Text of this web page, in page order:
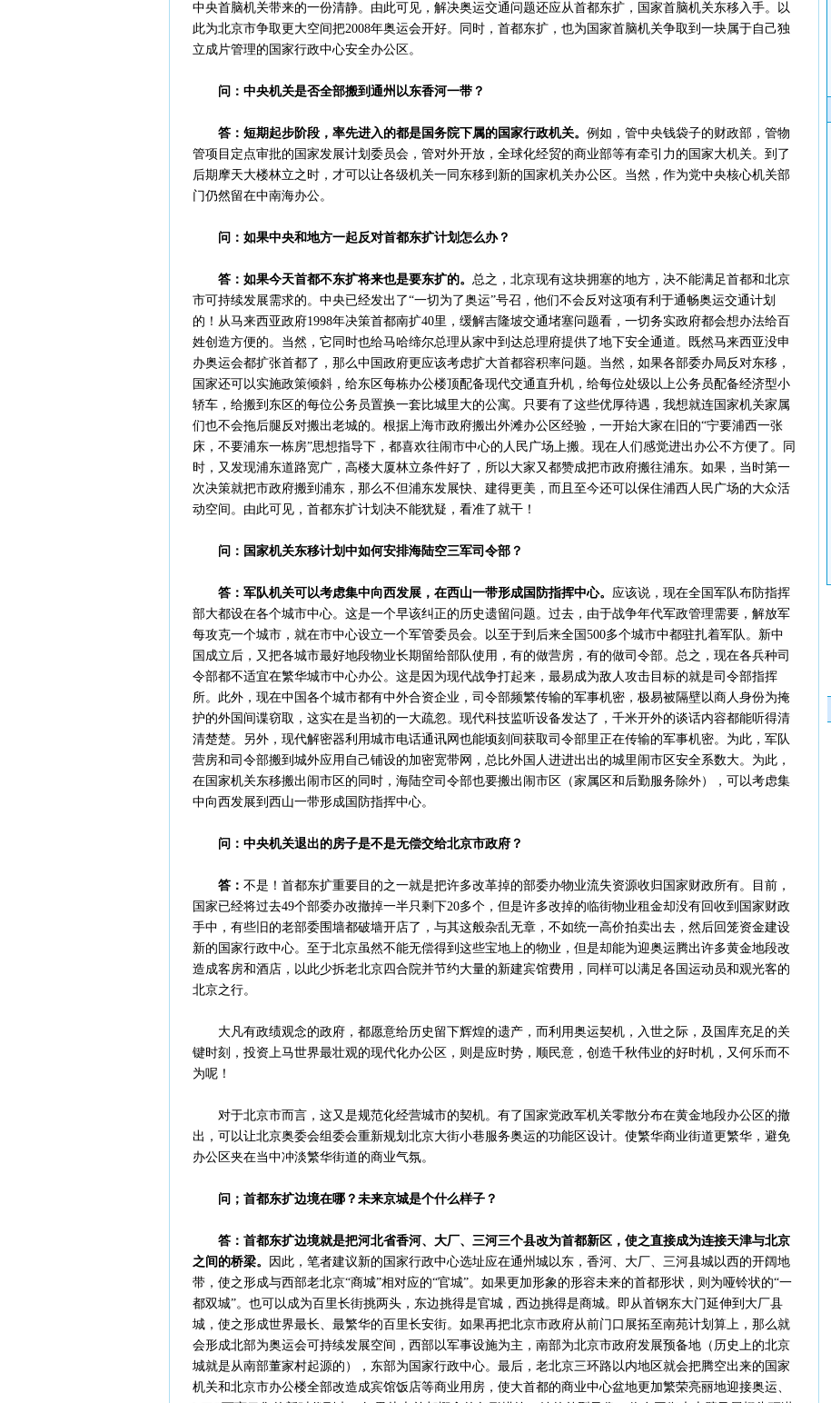
中央首脑机关带来的一份清静。由此可见，解决奥运交通问题还应从首都东扩，国家首脑机关东移入手。以
此为北京市争取更大空间把2008年奥运会开好。同时，首都东扩，也为国家首脑机关争取到一块属于自己独
立成片管理的国家行政中心安全办公区。
问：中央机关是否全部搬到通州以东香河一带？
答：短期起步阶段，率先进入的都是国务院下属的国家行政机关。例如，管中央钱袋子的财政部，管物
管项目定点审批的国家发展计划委员会，管对外开放，全球化经贸的商业部等有牵引力的国家大机关。到了
后期摩天大楼林立之时，才可以让各级机关一同东移到新的国家机关办公区。当然，作为党中央核心机关部
门仍然留在中南海办公。
问：如果中央和地方一起反对首都东扩计划怎么办？
答：如果今天首都不东扩将来也是要东扩的。总之，北京现有这块拥塞的地方，决不能满足首都和北京
市可持续发展需求的。中央已经发出了“一切为了奥运”号召，他们不会反对这项有利于通畅奥运交通计划
的！从马来西亚政府1998年决策首都南扩40里，缓解吉隆坡交通堵塞问题看，一切务实政府都会想办法给百
姓创造方便的。当然，它同时也给马哈缔尔总理从家中到达总理府提供了地下安全通道。既然马来西亚没申
办奥运会都扩张首都了，那么中国政府更应该考虑扩大首都容积率问题。当然，如果各部委办局反对东移，
国家还可以实施政策倾斜，给东区每栋办公楼顶配备现代交通直升机，给每位处级以上公务员配备经济型小
轿车，给搬到东区的每位公务员置换一套比城里大的公寓。只要有了这些优厚待遇，我想就连国家机关家属
们也不会拖后腿反对搬出老城的。根据上海市政府搬出外滩办公区经验，一开始大家在旧的“宁要浦西一张
床，不要浦东一栋房”思想指导下，都喜欢往闹市中心的人民广场上搬。现在人们感觉进出办公不方便了。同
时，又发现浦东道路宽广，高楼大厦林立条件好了，所以大家又都赞成把市政府搬往浦东。如果，当时第一
次决策就把市政府搬到浦东，那么不但浦东发展快、建得更美，而且至今还可以保住浦西人民广场的大众活
动空间。由此可见，首都东扩计划决不能犹疑，看准了就干！
问：国家机关东移计划中如何安排海陆空三军司令部？
答：军队机关可以考虑集中向西发展，在西山一带形成国防指挥中心。 应该说，现在全国军队布防指挥
部大都设在各个城市中心。这是一个早该纠正的历史遗留问题。过去，由于战争年代军政管理需要，解放军
每攻克一个城市，就在市中心设立一个军管委员会。以至于到后来全国500多个城市中都驻扎着军队。新中
国成立后，又把各城市最好地段物业长期留给部队使用，有的做营房，有的做司令部。总之，现在各兵种司
令部都不适宜在繁华城市中心办公。这是因为现代战争打起来，最易成为敌人攻击目标的就是司令部指挥
所。此外，现在中国各个城市都有中外合资企业，司令部频繁传输的军事机密，极易被隔壁以商人身份为掩
护的外国间谍窃取，这实在是当初的一大疏忽。现代科技监听设备发达了，千米开外的谈话内容都能听得清
清楚楚。另外，现代解密器利用城市电话通讯网也能顷刻间获取司令部里正在传输的军事机密。为此，军队
营房和司令部搬到城外应用自己铺设的加密宽带网，总比外国人进进出出的城里闹市区安全系数大。为此，
在国家机关东移搬出闹市区的同时，海陆空司令部也要搬出闹市区（家属区和后勤服务除外），可以考虑集
中向西发展到西山一带形成国防指挥中心。
问：中央机关退出的房子是不是无偿交给北京市政府？
答：不是！首都东扩重要目的之一就是把许多改革掉的部委办物业流失资源收归国家财政所有。目前，
国家已经将过去49个部委办改撤掉一半只剩下20多个，但是许多改掉的临街物业租金却没有回收到国家财政
手中，有些旧的老部委围墙都破墙开店了，与其这般杂乱无章，不如统一高价拍卖出去，然后回笼资金建设
新的国家行政中心。至于北京虽然不能无偿得到这些宝地上的物业，但是却能为迎奥运腾出许多黄金地段改
造成客房和酒店，以此少拆老北京四合院并节约大量的新建宾馆费用，同样可以满足各国运动员和观光客的
北京之行。
大凡有政绩观念的政府，都愿意给历史留下辉煌的遗产，而利用奥运契机，入世之际，及国库充足的关
键时刻，投资上马世界最壮观的现代化办公区，则是应时势，顺民意，创造千秋伟业的好时机，又何乐而不
为呢！
对于北京市而言，这又是规范化经营城市的契机。有了国家党政军机关零散分布在黄金地段办公区的撤
出，可以让北京奥委会组委会重新规划北京大街小巷服务奥运的功能区设计。使繁华商业街道更繁华，避免
办公区夹在当中冲淡繁华街道的商业气氛。
问；首都东扩边境在哪？未来京城是个什么样子？
答：首都东扩边境就是把河北省香河、大厂、三河三个县改为首都新区，使之直接成为连接天津与北京
之间的桥梁。
因此，笔者建议新的国家行政中心选址应在通州城以东，香河、大厂、三河县城以西的开阔地
带，使之形成与西部老北京“商城”相对应的“官城”。如果更加形象的形容未来的首都形状，则为哑铃状的“一
都双城”。也可以成为百里长街挑两头，东边挑得是官城，西边挑得是商城。即从首钢东大门延伸到大厂县
城，使之形成世界最长、最繁华的百里长安街。如果再把北京市政府从前门口展拓至南苑计划算上，那么就
会形成北部为奥运会可持续发展空间，西部以军事设施为主，南部为北京市政府发展预备地（历史上的北京
城就是从南部董家村起源的），东部为国家行政中心。最后，老北京三环路以内地区就会把腾空出来的国家
机关和北京市办公楼全部改造成宾馆饭店等商业用房，使大首都的商业中心盆地更加繁荣亮丽地迎接奥运、